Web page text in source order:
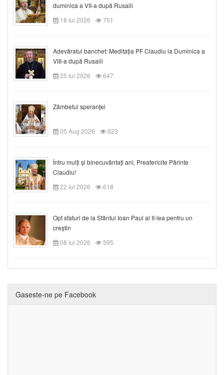
duminica a VII-a după Rusalii
18 Iul 2026
751
Adevăratul banchet: Meditația PF Claudiu la Duminica a
VIII-a după Rusalii
25 Iul 2026
647
Zâmbetul speranței
05 Aug 2026 623
Întru mulți și binecuvântați ani, Preafericite Părinte
Claudiu!
22 Iul 2026
618
Opt sfaturi de la Sfântul Ioan Paul al II-lea pentru un
creștin
08 Iul 2026
595
Gaseste-ne pe Facebook